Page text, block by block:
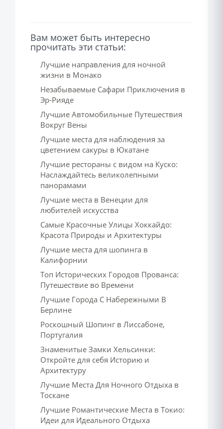
Вам может быть интересно
прочитать эти статьи:
Лучшие направления для ночной
жизни в Монако
Незабываемые Сафари Приключения в
Эр-Рияде
Лучшие Автомобильные Путешествия
Вокруг Вены
Лучшие места для наблюдения за
цветением сакуры в Юкатане
Лучшие рестораны с видом на Куско:
Наслаждайтесь великолепными
панорамами
Лучшие места в Венеции для
любителей искусства
Самые Красочные Улицы Хоккайдо:
Красота Природы и Архитектуры
Лучшие места для шопинга в
Калифорнии
Топ Исторических Городов Прованса:
Путешествие во Времени
Лучшие Города С Набережными В
Берлине
Роскошный Шопинг в Лиссабоне,
Португалия
Знаменитые Замки Хельсинки:
Откройте для себя Историю и
Архитектуру
Лучшие Места Для Ночного Отдыха в
Тоскане
Лучшие Романтические Места в Токио:
Идеи для Идеального Отдыха